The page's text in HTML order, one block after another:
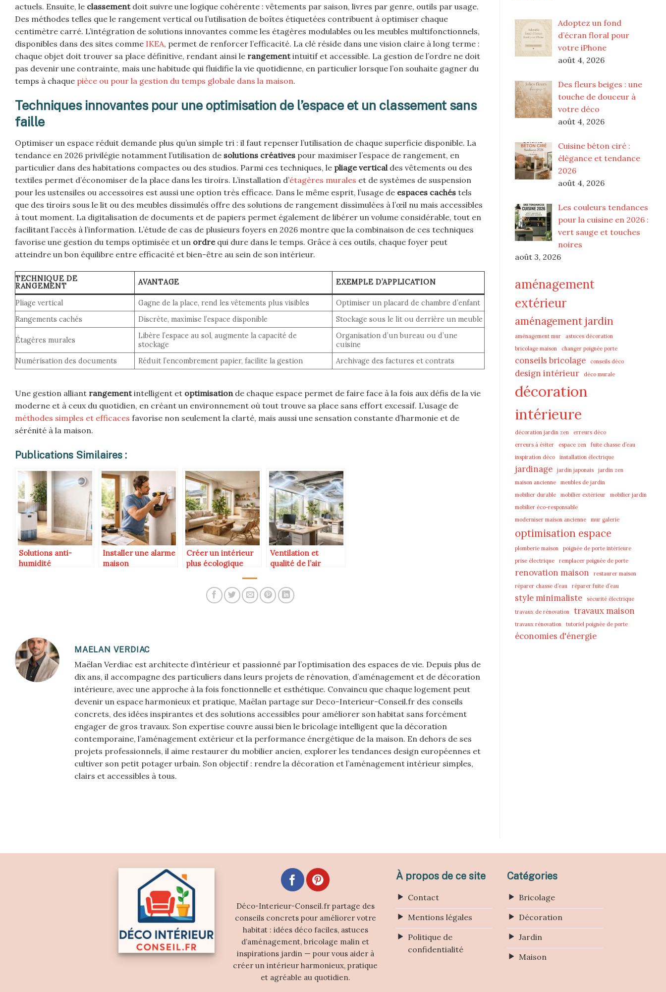
actuels. Ensuite, le classementdoit suivre une logique cohérente : vêtements par saison, livres par genre, outils par usage.
Des méthodes telles que le rangement vertical ou l’utilisation de boîtes étiquetées contribuent à optimiser chaque
centimètre carré. L’intégration de solutions innovantes comme les étagères modulables ou les meubles multifonctionnels,
disponibles dans des sites comme IKEA, permet de renforcer l’efficacité. La clé réside dans une vision claire à long terme :
chaque objet doit trouver sa place définitive, rendant ainsi le rangementintuitif et accessible. La gestion de l’ordre ne doit
pas devenir une contrainte, mais une habitude qui fluidifie la vie quotidienne, en particulier lorsque l’on souhaite gagner du
temps à chaque pièce ou pour la gestion du temps globale dans la maison.
Techniques innovantes pour une optimisation de l’espace et un classement sans
faille
Optimiser un espace réduit demande plus qu’un simple tri : il faut repenser l’utilisation de chaque superficie disponible. La
tendance en 2026 privilégie notamment l’utilisation de solutions créatives pour maximiser l’espace de rangement, en
particulier dans des habitations compactes ou des studios. Parmi ces techniques, le pliage vertical des vêtements ou des
textiles permet d’économiser de la place dans les tiroirs. L’installation d’étagères murales et de systèmes de suspension
pour les ustensiles ou accessoires est aussi une option très efficace. Dans le même esprit, l’usage de espaces cachés tels
que des tiroirs sous le lit ou des meubles dissimulés offre des solutions de rangement dissimulées à l’œil nu mais accessibles
à tout moment. La digitalisation de documents et de papiers permet également de libérer un volume considérable, tout en
facilitant l’accès à l’information. L’étude de cas de plusieurs foyers en 2026 montre que la combinaison de ces techniques
favorise une gestion du temps optimisée et un ordrequi dure dans le temps. Grâce à ces outils, chaque foyer peut
atteindre un bon équilibre entre efficacité et bien-être au sein de son intérieur.
TECHNIQUE DE
RANGEMENT
AVANTAGE EXEMPLE D’APPLICATION
Pliage vertical Gagne de la place, rend les vêtements plus visibles
Optimiser un placard de chambre d’enfant
Rangements cachés
Discrète, maximise l’espace disponible Stockage sous le lit ou derrière un meuble
Étagères murales
Libère l’espace au sol, augmente la capacité de
stockage
Organisation d’un bureau ou d’une
cuisine
Numérisation des documents
Réduit l’encombrement papier, facilite la gestion Archivage des factures et contrats
Une gestion alliant rangementintelligent et optimisationde chaque espace permet de faire face à la fois aux défis de la vie
moderne et à ceux du quotidien, en créant un environnement où tout trouve sa place sans effort excessif. L’usage de
méthodes simples et efficaces favorise non seulement la clarté, mais aussi une sensation constante d’harmonie et de
sérénité à la maison.
Publications Similaires :
Solutions anti-
humidité
Installer une alarme
maison
Créer un intérieur
plus écologique
Ventilation et
qualité de l’air
MAELAN VERDIAC
Maëlan Verdiac est architecte d’intérieur et passionné par l’optimisation des espaces de vie. Depuis plus de
dix ans, il accompagne des particuliers dans leurs projets de rénovation, d’aménagement et de décoration
intérieure, avec une approche à la fois fonctionnelle et esthétique. Convaincu que chaque logement peut
devenir un espace harmonieux et pratique, Maëlan partage sur Deco-Interieur-Conseil.fr des conseils
concrets, des idées inspirantes et des solutions accessibles pour améliorer son habitat sans forcément
engager de gros travaux. Son expertise couvre aussi bien le bricolage intelligent que la décoration
contemporaine, l’aménagement extérieur et la performance énergétique de la maison. En dehors de ses
projets professionnels, il aime restaurer du mobilier ancien, explorer les tendances design européennes et
cultiver son petit potager urbain. Son objectif : rendre la décoration et l’aménagement intérieur simples,
clairs et accessibles à tous.
Adoptez un fond
d’écran floral pour
votre iPhone
août 4, 2026
Des fleurs beiges : une
touche de douceur à
votre déco
août 4, 2026
Cuisine béton ciré :
élègance et tendance
2026
août 4, 2026
Les couleurs tendances
pour la cuisine en 2026 :
vert sauge et touches
noires
août 3, 2026
aménagement
extérieur
aménagement jardin
aménagement mur
astuces décoration
bricolage maison
changer poignée porte
conseils bricolage conseils déco
design intérieur déco murale
décoration
intérieure
décoration jardin zen
erreurs déco
erreurs à éviter
espace zen
fuite chasse d’eau
inspiration déco
installation électrique
jardinage jardin japonais
jardin zen
maison ancienne
meubles de jardin
mobilier durable
mobilier extérieur
mobilier jardin
mobilier éco-responsable
moderniser maison ancienne
mur galerie
optimisation espace
plomberie maison
poignée de porte intérieure
prise électrique
remplacer poignée de porte
renovation maison
restaurer maison
réparer chasse d’eau
réparer fuite d’eau
style minimaliste
sécurité électrique
travaux de rénovation
travaux maison
travaux rénovation tutoriel poignée de porte
économies d'énergie
Déco-Interieur-Conseil.fr partage des
conseils concrets pour améliorer votre
habitat : idées déco faciles, astuces
d’aménagement, bricolage malin et
inspirations jardin — pour vous aider à
créer un intérieur harmonieux, pratique
et agréable au quotidien.
À propos de ce site
Contact
Mentions légales
Politique de
confidentialité
Catégories
Bricolage
Décoration
Jardin
Maison